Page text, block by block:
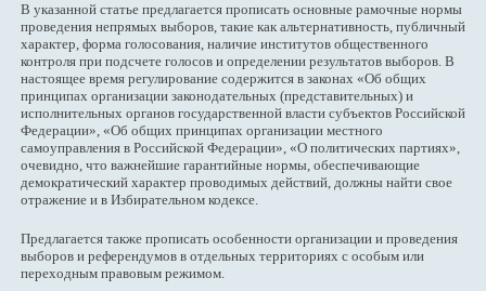
В указанной статье предлагается прописать основные рамочные нормы
проведения непрямых выборов, такие как альтернативность, публичный
характер, форма голосования, наличие институтов общественного
контроля при подсчете голосов и определении результатов выборов. В
настоящее время регулирование содержится в законах «Об общих
принципах организации законодательных (представительных) и
исполнительных органов государственной власти субъектов Российской
Федерации», «Об общих принципах организации местного
самоуправления в Российской Федерации», «О политических партиях»,
очевидно, что важнейшие гарантийные нормы, обеспечивающие
демократический характер проводимых действий, должны найти свое
отражение и в Избирательном кодексе.
Предлагается также прописать особенности организации и проведения
выборов и референдумов в отдельных территориях с особым или
переходным правовым режимом.